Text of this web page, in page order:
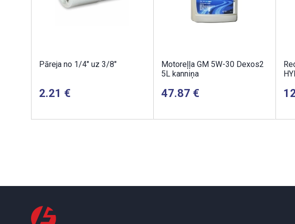
Pāreja no 1/4" uz 3/8"
2.21
Motoreļļa GM 5W-30 Dexos2
5L kanniņa
47.87